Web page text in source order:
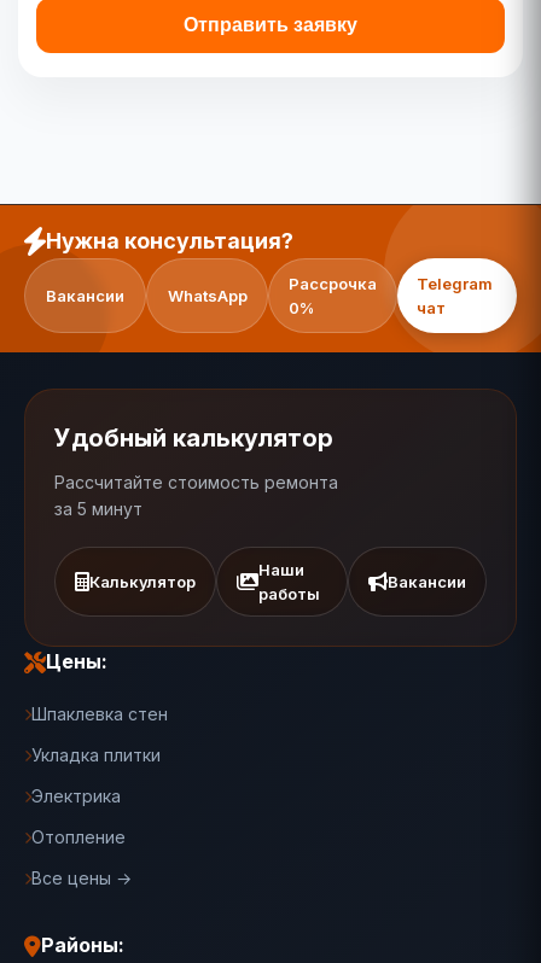
Отправить заявку
Нужна консультация?
Вакансии WhatsApp
Рассрочка
0%
Telegram
чат
Удобный калькулятор
Рассчитайте стоимость ремонта
за 5 минут
Калькулятор
Наши
работы
Вакансии
Цены:
Шпаклевка стен
Укладка плитки
Электрика
Отопление
Все цены →
Районы: